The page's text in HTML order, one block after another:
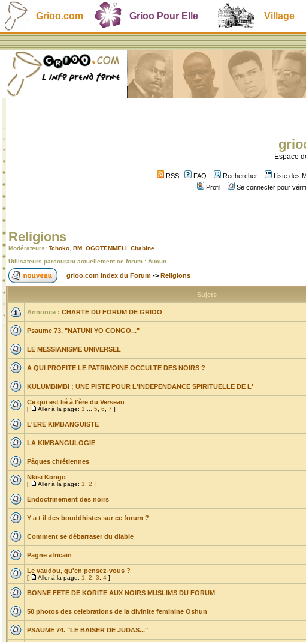
Grioo.com Grioo Pour Elle Village
Espace
RSS FAQ Rechercher Liste des
Profil
Se connecter pour
Religions
Modérateurs: Tchoko BM OGOTEMMELI Chabine
Utilisateurs parcourant actuellement ce forum : Aucun
grioo.com Index du Forum -> Religions
Sujets
Annonce : CHARTE DU FORUM DE GRIOO
Psaume 73. "NATUNI YO CONGO..."
LE MESSIANISME UNIVERSEL
A QUI PROFITE LE PATRIMOINE OCCULTE DES NOIRS ?
KULUMBIMBI ; UNE PISTE POUR L'INDEPENDANCE SPIRITUELLE DE L'
Ce qui est lié à l'ère du Verseau
[ Aller à la page: 1 5 6 7 ]
L'ERE KIMBANGUISTE
LA KIMBANGULOGIE
Pâques chrétiennes
Nkisi Kongo
[ Aller à la page: 1 2 ]
Endoctrinement des noirs
Y a t il des bouddhistes sur ce forum ?
Comment se débarraser du diable
Pagne africain
Le vaudou, qu'en pensez-vous ?
[ Aller à la page: 1 2 3 4 ]
BONNE FETE DE KORITE AUX NOIRS MUSLIMS DU FORUM
50 photos des celebrations de la divinite feminine Oshun
PSAUME 74. "LE BAISER DE JUDAS..."